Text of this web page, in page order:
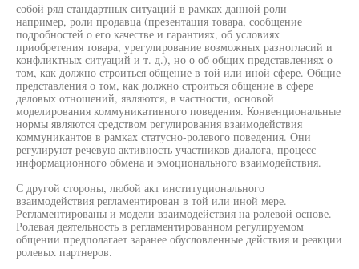
собой ряд стандартных ситуаций в рамках данной роли -
например, роли продавца (презентация товара, сообщение
подробностей о его качестве и гарантиях, об условиях
приобретения товара, урегулирование возможных разногласий и
конфликтных ситуаций и т. д.), но о об общих представлениях о
том, как должно строиться общение в той или иной сфере. Общие
представления о том, как должно строиться общение в сфере
деловых отношений, являются, в частности, основой
моделирования коммуникативного поведения. Конвенциональные
нормы являются средством регулирования взаимодействия
коммуникантов в рамках статусно-ролевого поведения. Они
регулируют речевую активность участников диалога, процесс
информационного обмена и эмоционального взаимодействия.
С другой стороны, любой акт институционального
взаимодействия регламентирован в той или иной мере.
Регламентированы и модели взаимодействия на ролевой основе.
Ролевая деятельность в регламентированном регулируемом
общении предполагает заранее обусловленные действия и реакции
ролевых партнеров.